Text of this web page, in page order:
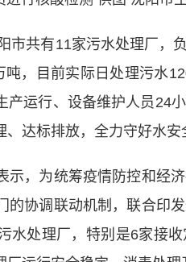
共有11家污水处理厂，
，目前实际日处理污水
产运行、设备维护人员24
达标排放，全力守好水安
，为统筹疫情防控和经济
的协调联动机制，联合印
水处理厂，特别是6家接